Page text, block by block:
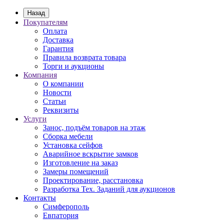
Назад
Покупателям
Оплата
Доставка
Гарантия
Правила возврата товара
Торги и аукционы
Компания
О компании
Новости
Статьи
Реквизиты
Услуги
Занос, подъём товаров на этаж
Сборка мебели
Установка сейфов
Аварийное вскрытие замков
Изготовление на заказ
Замеры помещений
Проектирование, расстановка
Разработка Тех. Заданий для аукционов
Контакты
Симферополь
Евпатория